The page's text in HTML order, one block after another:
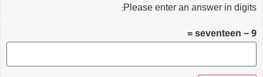
Please enter an answer in digits:
seventeen − 9 =